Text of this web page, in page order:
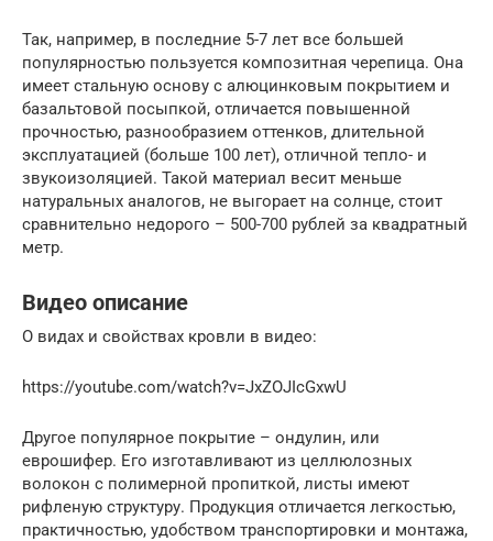
Так, например, в последние 5-7 лет все большей
популярностью пользуется композитная черепица. Она
имеет стальную основу с алюцинковым покрытием и
базальтовой посыпкой, отличается повышенной
прочностью, разнообразием оттенков, длительной
эксплуатацией (больше 100 лет), отличной тепло- и
звукоизоляцией. Такой материал весит меньше
натуральных аналогов, не выгорает на солнце, стоит
сравнительно недорого – 500-700 рублей за квадратный
метр.
Видео описание
О видах и свойствах кровли в видео:
https://youtube.com/watch?v=JxZOJIcGxwU
Другое популярное покрытие – ондулин, или
еврошифер. Его изготавливают из целлюлозных
волокон с полимерной пропиткой, листы имеют
рифленую структуру. Продукция отличается легкостью,
практичностью, удобством транспортировки и монтажа,